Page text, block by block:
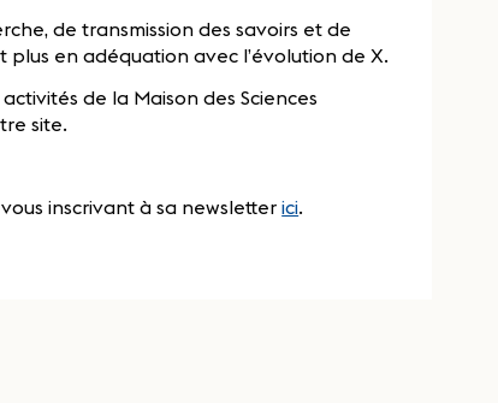
de transmission des savoirs et de
plus en adéquation avec l’évolution de X.
de la Maison des Sciences
site.
inscrivant à sa newsletterici.